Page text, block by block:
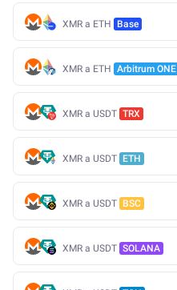
XMR a ETH Base
XMR a ETH Arbitrum ONE
XMR a USDT TRX
XMR a USDT ETH
XMR a USDT BSC
XMR a USDT SOLANA